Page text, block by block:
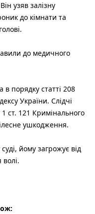
узяв залізну
до кімнати та
до медичного
порядку статті 208
України. Слідчі
ст. 121 Кримінального
ушкодження.
йому загрожує від